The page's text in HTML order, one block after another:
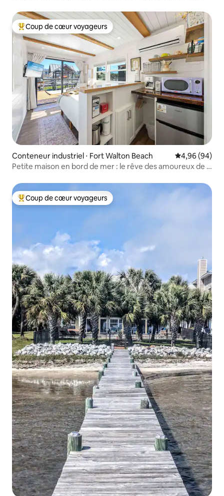
Coups de cœur voyageurs les plus appréciés
Coup de cœur voyageurs
Conteneur industriel ⋅ Fort Walton Beach Évaluation
4,96 (94)
Petite maison en bord de mer : le rêve des amoureux de la
Coups de cœur voyageurs les plus appréciés
Coup de cœur voyageurs